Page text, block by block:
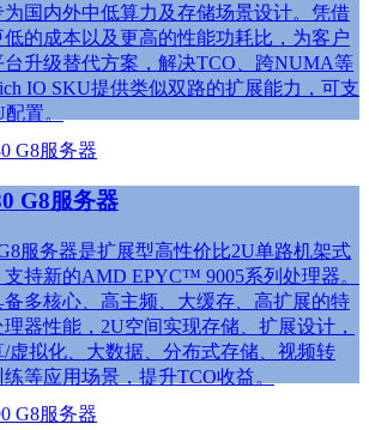
国内外中低算力及存储场景设计。凭借
的成本以及更高的性能功耗比，为客户
升级替代方案，解决TCO、跨NUMA等
IO SKU提供类似双路的扩展能力，可支
置。
G8服务器
服务器是扩展型高性价比2U单路机架式
持新的AMD EPYC™ 9005系列处理器。
多核心、高主频、大缓存、高扩展的特
器性能，2U空间实现存储、扩展设计，
虚拟化、大数据、分布式存储、视频转
等应用场景，提升TCO收益。